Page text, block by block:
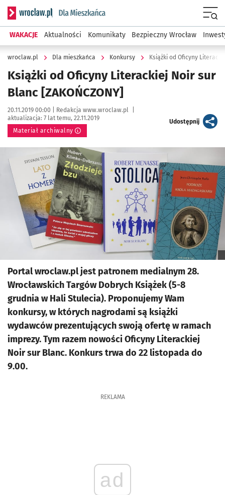
Serwis informacyjny wroclaw.pl podserwis: Dla mieszkańca
WAKACJE Aktualności Komunikaty Bezpieczny Wrocław
wroclaw.pl Dla mieszkańca Konkursy Książki od Oficyny
Książki od Oficyny Literackiej Noir sur
Blanc [ZAKOŃCZONY]
Data publikacji:
20.11.2019 00:00 | Autor:
Redakcja www.wroclaw.pl
aktualizacja: 7 lat temu, 22.11.2019
Materiał archiwalny
Udostępnijartykuł
Kliknij, aby powiększyć
Portal wroclaw.pl jest patronem medialnym 28.
Wrocławskich Targów Dobrych Książek (5-8
grudnia w Hali Stulecia). Proponujemy Wam
konkursy, w których nagrodami są książki
wydawców prezentujących swoją ofertę w ramach
imprezy. Tym razem nowości Oficyny Literackiej
Noir sur Blanc. Konkurs trwa do 22 listopada do
9.00.
REKLAMA
ad